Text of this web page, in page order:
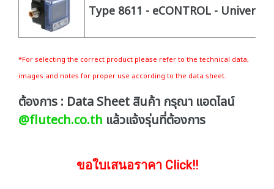
Type 8611 - eCONTROL -
*For selecting the correct product please refer to the technical data,
images and notes for proper use according to the data sheet.
ต้องการ : Data Sheet สินค้า กรุณา แอดไลน์
@flutech.co.th แล้วแจ้งรุ่นที่ต้องการ
ขอใบเสนอราคา Click!!